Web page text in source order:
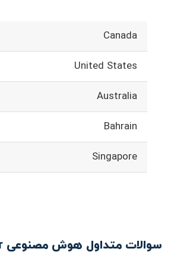
Canada
United States
Australia
Bahrain
Singapore
سوالات متداول هوش مصنوعی Post BrAIner